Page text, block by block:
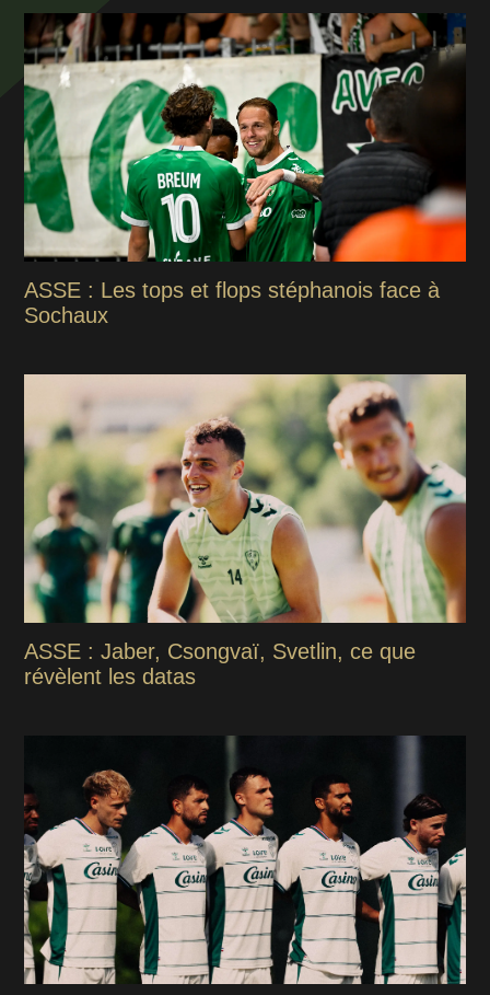
ASSE : Les tops et flops stéphanois face à
Sochaux
ASSE : Jaber, Csongvaï, Svetlin, ce que
révèlent les datas